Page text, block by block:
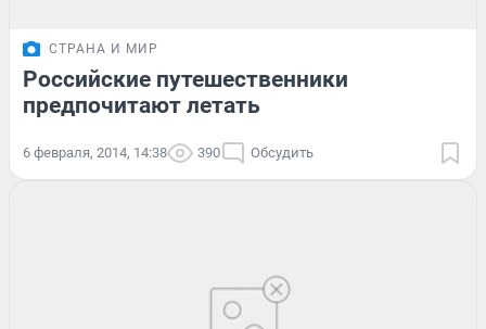
СТРАНА И МИР
Российские путешественники
предпочитают летать
6 февраля, 2014, 14:38 390 Обсудить